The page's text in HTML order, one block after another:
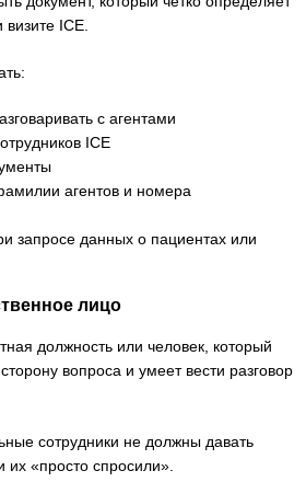
ICE.
с агентами
ICE
агентов и номера
запросе данных о пациентах или
лицо
должность или человек, который
вопроса и умеет вести разговор
сотрудники не должны давать
«просто спросили».